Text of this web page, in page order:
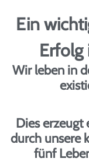
Ein
Erfolg
Wir leben in
Dies erzeugt
durch unsere
fünf